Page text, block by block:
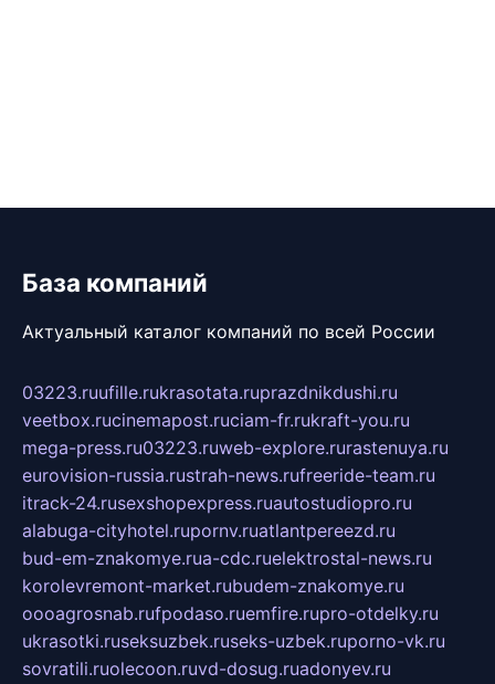
База компаний
Актуальный каталог компаний по всей России
03223.ruufille.rukrasotata.ruprazdnikdushi.ru
veetbox.rucinemapost.ruciam-fr.rukraft-you.ru
mega-press.ru03223.ruweb-explore.rurastenuya.ru
eurovision-russia.rustrah-news.rufreeride-team.ru
itrack-24.rusexshopexpress.ruautostudiopro.ru
alabuga-cityhotel.rupornv.ruatlantpereezd.ru
bud-em-znakomye.rua-cdc.ruelektrostal-news.ru
korolevremont-market.rubudem-znakomye.ru
oooagrosnab.rufpodaso.ruemfire.rupro-otdelky.ru
ukrasotki.ruseksuzbek.ruseks-uzbek.ruporno-vk.ru
sovratili.ruolecoon.ruvd-dosug.ruadonyev.ru